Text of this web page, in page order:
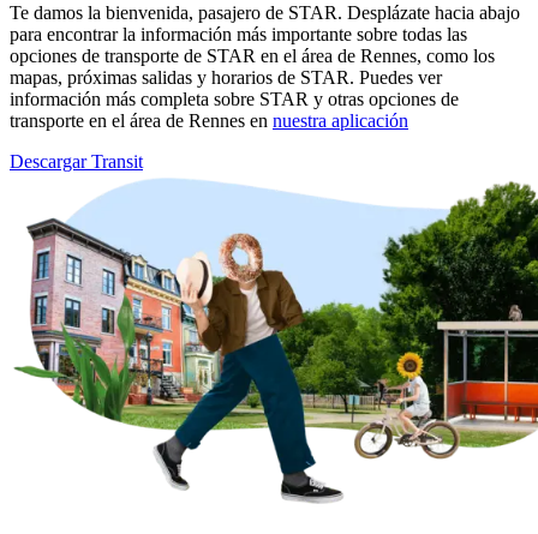
Te damos la bienvenida, pasajero de STAR. Desplázate hacia abajo
para encontrar la información más importante sobre todas las
opciones de transporte de STAR en el área de Rennes, como los
mapas, próximas salidas y horarios de STAR. Puedes ver
información más completa sobre STAR y otras opciones de
transporte en el área de Rennes en nuestra aplicación
Descargar Transit